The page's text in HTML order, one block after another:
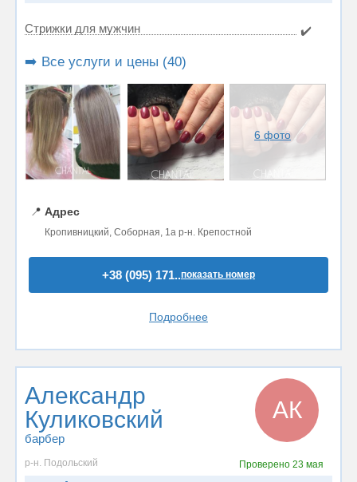
Стрижки для мужчин ✔️
➡️ Все услуги и цены (40)
6 фото
📍 Адрес
Кропивницкий, Соборная, 1а р-н. Крепостной
+38 (095) 171..показать номер
Подробнее
Александр
Куликовский
барбер
АК
р-н. Подольский Проверено 23 мая